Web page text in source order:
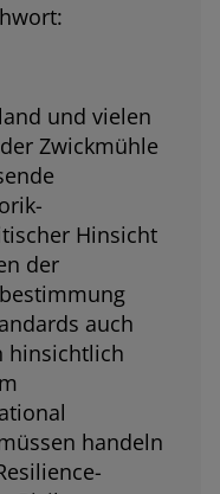
und vielen
Zwickmühle
Hinsicht
der
auch
hinsichtlich
handeln